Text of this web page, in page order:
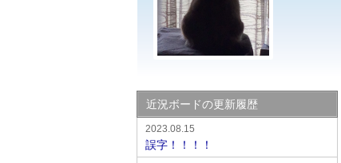
近況ボードの更新履歴
2023.08.15
誤字！！！！